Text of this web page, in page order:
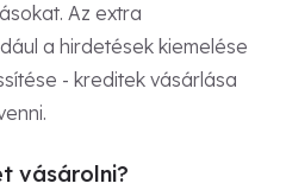
Az extra
a hirdetések kiemelése
- kreditek vásárlása
vásárolni?